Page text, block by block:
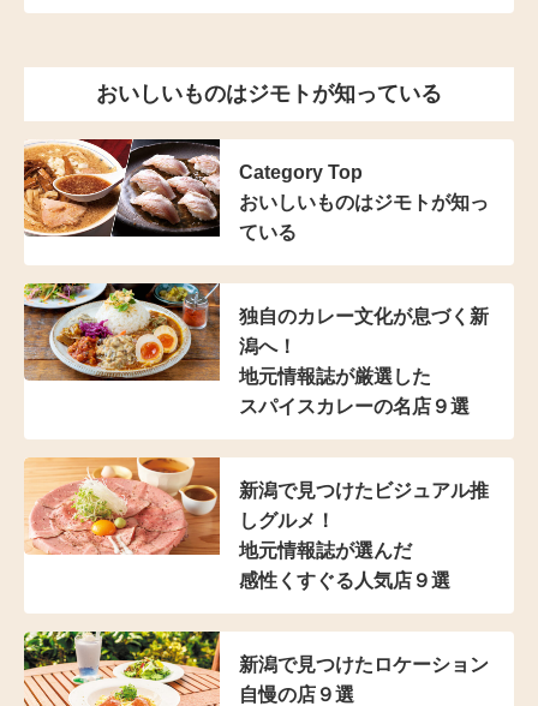
おいしいものはジモトが知っている
Category Top
おいしいものはジモトが知っ
ている
独自のカレー文化が息づく新
潟へ！
地元情報誌が厳選した
スパイスカレーの名店９選
新潟で見つけた ビジュアル推
しグルメ！
地元情報誌が選んだ
感性くすぐる人気店９選
新潟で見つけた ロケーション
自慢の店９選